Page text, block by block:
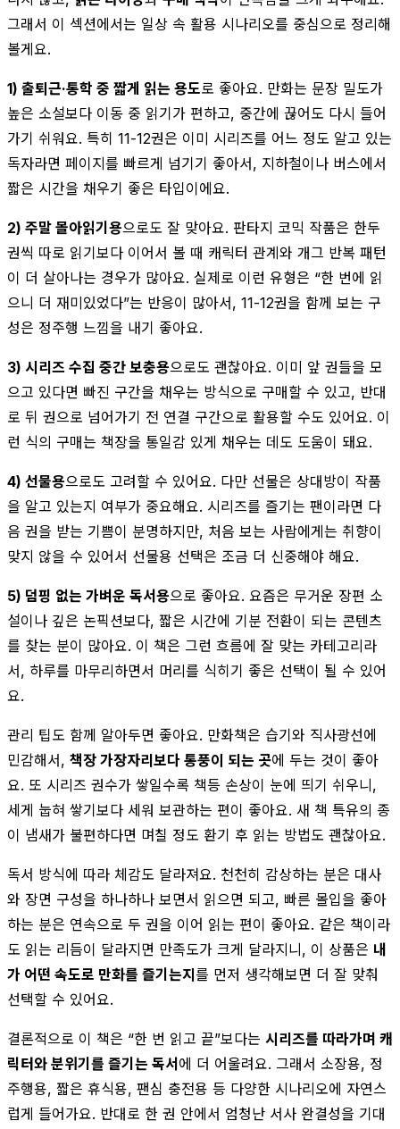
그래서 이 섹션에서는 일상 속 활용 시나리오를 중심으로 정리해
볼게요.
1) 출퇴근·통학 중 짧게 읽는 용도로 좋아요. 만화는 문장 밀도가
높은 소설보다 이동 중 읽기가 편하고, 중간에 끊어도 다시 들어
가기 쉬워요. 특히 11-12권은 이미 시리즈를 어느 정도 알고 있는
독자라면 페이지를 빠르게 넘기기 좋아서, 지하철이나 버스에서
짧은 시간을 채우기 좋은 타입이에요.
2) 주말 몰아읽기용으로도 잘 맞아요. 판타지 코믹 작품은 한두
권씩 따로 읽기보다 이어서 볼 때 캐릭터 관계와 개그 반복 패턴
이 더 살아나는 경우가 많아요. 실제로 이런 유형은 “한 번에 읽
으니 더 재미있었다”는 반응이 많아서, 11-12권을 함께 보는 구
성은 정주행 느낌을 내기 좋아요.
3) 시리즈 수집 중간 보충용으로도 괜찮아요. 이미 앞 권들을 모
으고 있다면 빠진 구간을 채우는 방식으로 구매할 수 있고, 반대
로 뒤 권으로 넘어가기 전 연결 구간으로 활용할 수도 있어요. 이
런 식의 구매는 책장을 통일감 있게 채우는 데도 도움이 돼요.
4) 선물용으로도 고려할 수 있어요. 다만 선물은 상대방이 작품
을 알고 있는지 여부가 중요해요. 시리즈를 즐기는 팬이라면 다
음 권을 받는 기쁨이 분명하지만, 처음 보는 사람에게는 취향이
맞지 않을 수 있어서 선물용 선택은 조금 더 신중해야 해요.
5) 덤핑 없는 가벼운 독서용으로 좋아요. 요즘은 무거운 장편 소
설이나 깊은 논픽션보다, 짧은 시간에 기분 전환이 되는 콘텐츠
를 찾는 분이 많아요. 이 책은 그런 흐름에 잘 맞는 카테고리라
서, 하루를 마무리하면서 머리를 식히기 좋은 선택이 될 수 있어
요.
관리 팁도 함께 알아두면 좋아요. 만화책은 습기와 직사광선에
민감해서, 책장 가장자리보다 통풍이 되는 곳에 두는 것이 좋아
요. 또 시리즈 권수가 쌓일수록 책등 손상이 눈에 띄기 쉬우니,
세게 눕혀 쌓기보다 세워 보관하는 편이 좋아요. 새 책 특유의 종
이 냄새가 불편하다면 며칠 정도 환기 후 읽는 방법도 괜찮아요.
독서 방식에 따라 체감도 달라져요. 천천히 감상하는 분은 대사
와 장면 구성을 하나하나 보면서 읽으면 되고, 빠른 몰입을 좋아
하는 분은 연속으로 두 권을 이어 읽는 편이 좋아요. 같은 책이라
도 읽는 리듬이 달라지면 만족도가 크게 달라지니, 이 상품은 내
가 어떤 속도로 만화를 즐기는지를 먼저 생각해보면 더 잘 맞춰
선택할 수 있어요.
결론적으로 이 책은 “한 번 읽고 끝”보다는 시리즈를 따라가며 캐
릭터와 분위기를 즐기는 독서에 더 어울려요. 그래서 소장용, 정
주행용, 짧은 휴식용, 팬심 충전용 등 다양한 시나리오에 자연스
럽게 들어가요. 반대로 한 권 안에서 엄청난 서사 완결성을 기대